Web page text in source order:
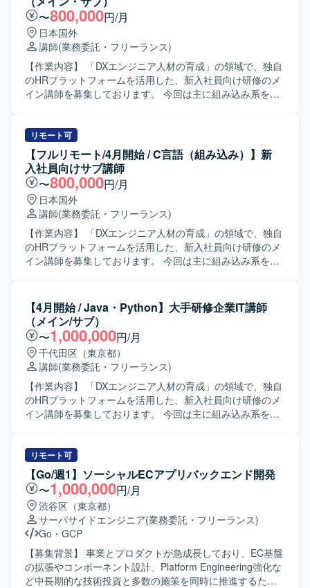
働きやすいとお話を伺っております。 【開発環境】 ・
BigQuery ・Docker ・dbt ・Composer ・GitHub
〜800,000円/月
日本国外
講師(業務委託・フリーランス)
【作業内容】 「DXエンジニア人材の育成」の領域で、独自
のHRプラットフォームを活用した、新入社員向け研修のメ
イン講師を募集しております。 今回は主に組み込み系をメ
度に応じたアダプティブラーニングを取り入れて運営して
いただきます。（プロダクト使用） ＜業務内容＞ ・研修準
備 ・朝礼/夕礼の参加 ・クライアント向けの振り返り資料の
作成（スライドで1,2ページ程度） ・受講生との1on1 ・講
義 ・研修全体のハンドリング ・全体向けの講義 ・進捗度合
いにより、講義内容の順番を変更するなどの臨機応変な対
応 ・教材のカスタマイズ ＜業務詳細＞ ■研修運営準備（報
酬は発生しませんのでご了承ください） ・4月開始前に30h
の準備時間が発生する想定です。 -研修で使用する教材（自
社プロダクト）などのキャッチアップ -講師としてのふるま
発生 ■研修運営 ・各種カリキュラムの運営 ■顧客へのレポ
ーティング ・進捗/勤怠/素行不良などの研修生の報告 ・長
期間にわたる研修の場合、顧客との運営定例会への出席 / 会
議準備
リモート可
【フルリモート/4月開始 / C言語（組み込み）】新
入社員向けサブ講師
〜800,000円/月
日本国外
講師(業務委託・フリーランス)
【作業内容】 「DXエンジニア人材の育成」の領域で、独自
のHRプラットフォームを活用した、新入社員向け研修のメ
イン講師を募集しております。 今回は主に組み込み系をメ
度に応じたアダプティブラーニングを取り入れて運営して
いただきます。（プロダクト使用） ＜業務内容＞ ・研修準
備 ・朝礼/夕礼の参加 ・クライアント向けの振り返り資料の
作成（スライドで1,2ページ程度） ・受講生との1on1 ・講
義 ・研修全体のハンドリング ・全体向けの講義 ・進捗度合
いにより、講義内容の順番を変更するなどの臨機応変な対
応 ・教材のカスタマイズ ＜業務詳細＞ ■研修運営準備（報
酬は発生しませんのでご了承ください） ・4月開始前に30h
の準備時間が発生する想定です。 -研修で使用する教材（自
オフや1on1、講師同士のmtgなどの同期の作業が5hくらい
発生 ■研修運営 ・各種カリキュラムの運営 ■顧客へのレポ
ーティング ・進捗/勤怠/素行不良などの研修生の報告 ・長
期間にわたる研修の場合、顧客との運営定例会への出席 / 会
議準備
【4月開始 / Java・Python】大手研修企業IT講師
（メイン/サブ）
〜1,000,000円/月
千代田区（東京都）
講師(業務委託・フリーランス)
【作業内容】 「DXエンジニア人材の育成」の領域で、独自
のHRプラットフォームを活用した、新入社員向け研修のメ
イン講師を募集しております。 今回は主に組み込み系をメ
度に応じたアダプティブラーニングを取り入れて運営して
いただきます。（プロダクト使用） ＜業務内容＞ ・研修準
備 ・朝礼/夕礼の参加 ・クライアント向けの振り返り資料の
作成（スライドで1,2ページ程度） ・受講生との1on1 ・講
義 ・研修全体のハンドリング ・全体向けの講義 ・進捗度合
いにより、講義内容の順番を変更するなどの臨機応変な対
応 ・教材のカスタマイズ ＜業務詳細＞ ■研修運営準備（報
酬は発生しませんのでご了承ください） ・4月開始前に30h
の準備時間が発生する想定です。 -研修で使用する教材（自
社プロダクト）などのキャッチアップ -講師としてのふるま
リモート可
【Go/週1】ソーシャルECアプリバックエンド開発
〜1,000,000円/月
渋谷区（東京都）
サーバサイドエンジニア(業務委託・フリーランス)
Go ・ GCP
【募集背景】 事業とプロダクトが急成長しており、EC基盤
の拡張やコンポーネント設計、Platform Engineering強化な
ど中長期的な技術投資と多数の施策を同時に推進するた